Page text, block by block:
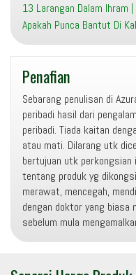
13 Larangan Dalam Ihram
Apakah Punca Bantut Di
Penafian
Sebarang penulisan di
peribadi hasil dari
peribadi. Tiada kaitan
atau mati. Dilarang utk
bertujuan utk
tentang produk yg
merawat, mencegah,
dengan doktor yang biasa
sebelum mula